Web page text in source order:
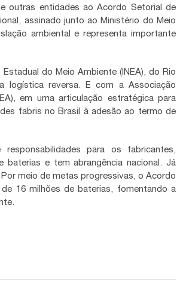
outras entidades ao Acordo Setorial de
assinado junto ao Ministério do Meio
ambiental e representa importante
do Meio Ambiente (INEA), do Rio
logística reversa. E com a Associação
em uma articulação estratégica para
fabris no Brasil à adesão ao termo de
para os fabricantes,
baterias e tem abrangência nacional. Já
meio de metas progressivas, o Acordo
16 milhões de baterias, fomentando a